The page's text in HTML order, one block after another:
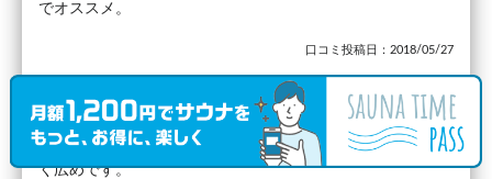
でオススメ。
口コミ投稿日：2018/05/27
最新の水風呂の口コミ
露天水風呂のため、外気に応じて温度が下がります。割と深
く広めです。